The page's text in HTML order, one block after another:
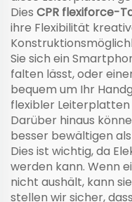
Dies CPR flexiforce-
ihre Flexibilität
Sie sich ein
falten lässt, oder
bequem um Ihr
flexibler
Darüber hinaus
besser bewältigen
Dies ist wichtig, da
werden kann. Wenn
nicht aushält, kann
stellen wir sicher,